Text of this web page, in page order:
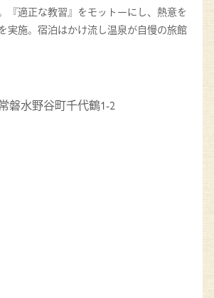
『適正な教習』をモットーにし、熱意を
実施。宿泊はかけ流し温泉が自慢の旅館
磐水野谷町千代鶴1-2